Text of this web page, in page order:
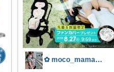
✿ moco_mama_life ✿